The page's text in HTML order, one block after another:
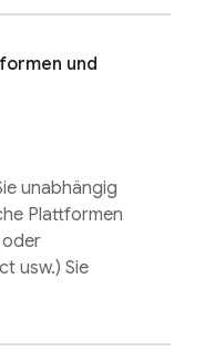
und
unabhängig
Plattformen
oder
usw.) Sie